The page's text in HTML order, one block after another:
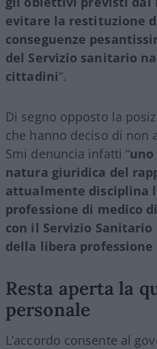
evitare la restituzione
conseguenze
del Servizio sanitario
cittadini“.
Di segno opposto la
che hanno deciso di non
Smi denuncia infatti “
natura giuridica del
attualmente disciplina
professione di medico
con il Servizio Sanitario
della libera
Resta aperta la
personale
L’accordo consente al